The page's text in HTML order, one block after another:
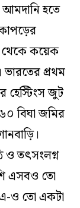
আমদানি হতে
থেকে কয়েক
প্রথম
হেস্টিংস জুট
বিঘা জমির
ও তৎসংলগ্ন
এসবও তো
এ-ও তো একটা